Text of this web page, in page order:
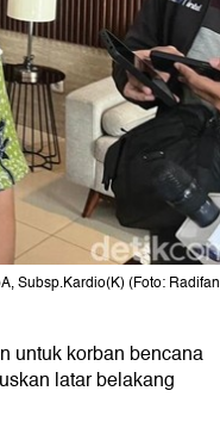
Subsp.Kardio(K) (Foto: Radifan
untuk korban bencana
latar belakang